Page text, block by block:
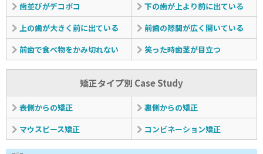
歯並びがデコボコ
下の歯が上より前に出ている
上の歯が大きく前に出ている
前歯の隙間が広く開いている
前歯で食べ物をかみ切れない
笑った時歯茎が目立つ
矯正タイプ別 Case Study
表側からの矯正
裏側からの矯正
マウスピース矯正
コンビネーション矯正